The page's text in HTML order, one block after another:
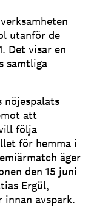
utanför de
Det visar en
samtliga
nöjespalats
att
följa
för hemma i
äger
den 15 juni
Ergül,
innan avspark.